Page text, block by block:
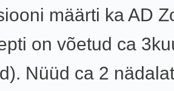
määrti ka AD
on võetud ca
Nüüd ca 2